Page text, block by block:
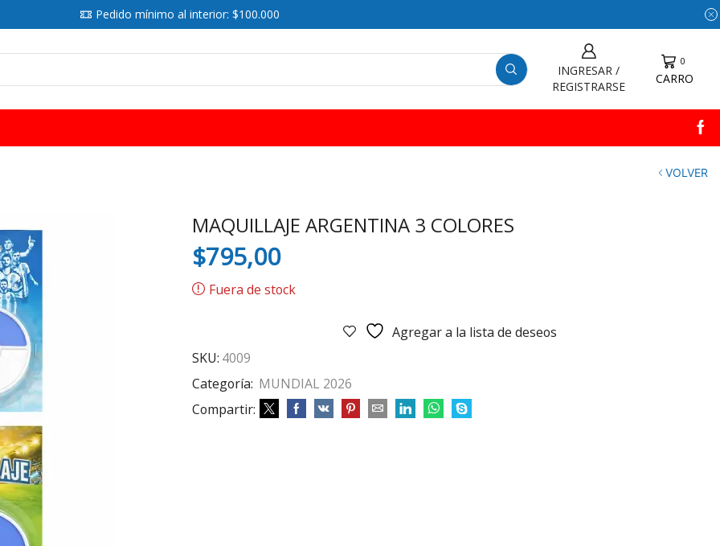
Pedido mínimo al interior: $100.000
INGRESAR /
REGISTRARSE
0
CARRO
VOLVER
MAQUILLAJE ARGENTINA 3 COLORES
$795,00
Fuera de stock
Agregar a la lista de deseos
SKU: 4009
Categoría: MUNDIAL 2026
Compartir: